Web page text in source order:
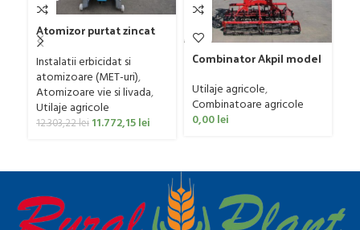
Atomizor purtat zincat
pentru vie si livada
Bufer, model Ronda,
300 litri
Instalatii erbicidat si
atomizoare (MET-uri),
Atomizoare vie si livada,
Utilaje agricole
12.303,22lei 11.772,15lei
Combinator Akpil model
Utilaje agricole,
Combinatoare agricole
0,00lei